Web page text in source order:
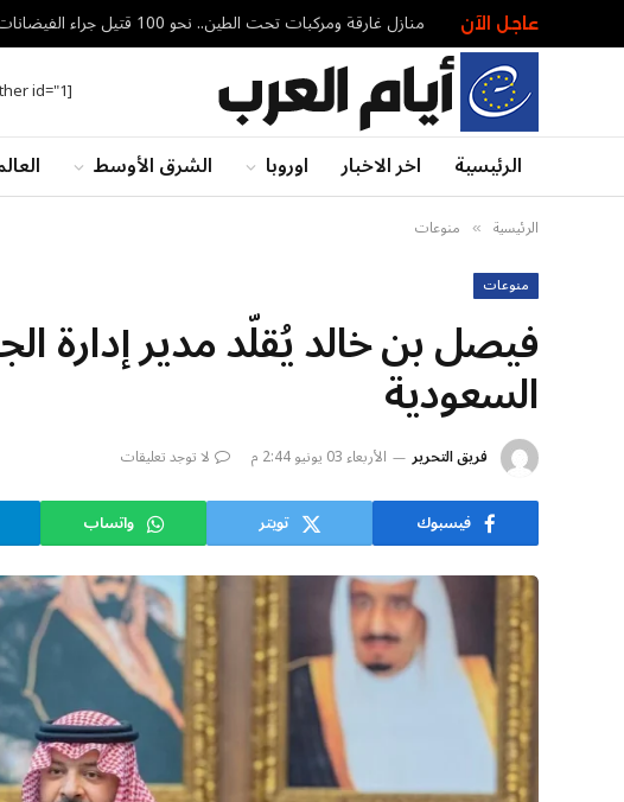
عاجل الآن منازل غارقة ومركبات تحت الطين.. نحو 100 قتيل جراء الفيضانات في شمال شرق الهند
[elfsight_weather id="1"]
الرئيسية اخر الاخبار اوروبا الشرق الأوسط
الرئيسية » منوعات
منوعات
فيصل بن خالد يُقلّد مدير إدارة
السعودية
فريق التحرير الأربعاء 03 يونيو 2:44 م لا توجد تعليقات
فيسبوك تويتر واتساب